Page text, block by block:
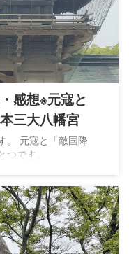
感想※元寇と
三大八幡宮
。 元寇と「敵国降
です。